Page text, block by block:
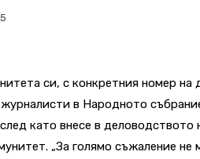
си, с конкретния номер на
в Народното
като внесе в деловодството
„За голямо съжаление не